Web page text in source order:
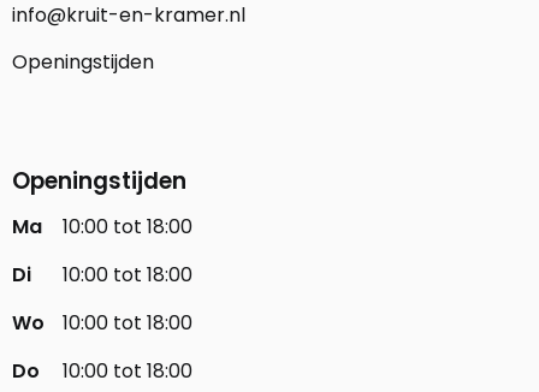
info@kruit-en-kramer.nl
Openingstijden
Openingstijden
Ma
10:00 tot 18:00
Di
10:00 tot 18:00
Wo
10:00 tot 18:00
Do
10:00 tot 18:00